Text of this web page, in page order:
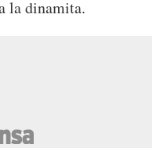
la dinamita.